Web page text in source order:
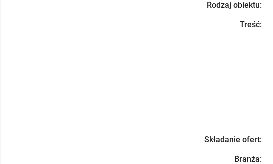
Rodzaj obiektu:
Treść:
Składanie ofert:
Branża: